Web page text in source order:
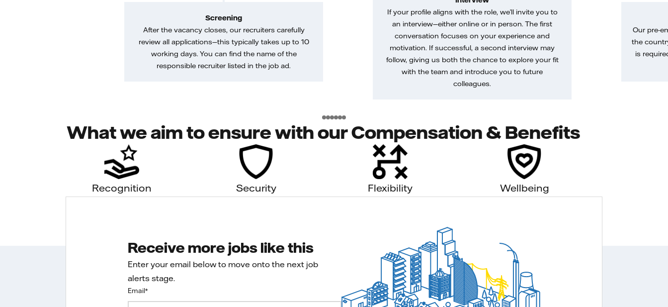
Screening
After the vacancy closes, our recruiters carefully
review all applications—this typically takes up to 10
working days. You can find the name of the
responsible recruiter listed in the job ad.
If your profile aligns with the role, we’ll invite you to
an interview—either online or in person. The first
conversation focuses on your experience and
motivation. If successful, a second interview may
follow, giving us both the chance to explore your fit
with the team and introduce you to future
colleagues.
Our pre-
the
is
What we aim to ensure with our Compensation & Benefits
Recognition Security Flexibility Wellbeing
Receive more jobs like this
Enter your email below to move onto the next job
alerts stage.
Email*